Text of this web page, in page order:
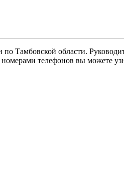
области.
телефонов вы можете